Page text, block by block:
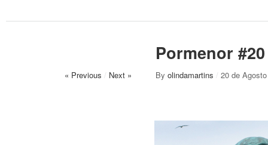
Pormenor #20
« Previous / Next » By olindamartins / 20 de